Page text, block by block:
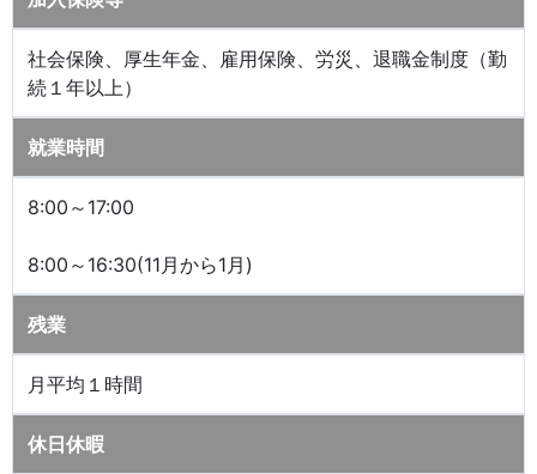
社会保険、厚生年金、雇用保険、労災、退職金制度（勤
続１年以上）
就業時間
8:00～17:00
8:00～16:30(11月から1月)
残業
月平均１時間
休日休暇